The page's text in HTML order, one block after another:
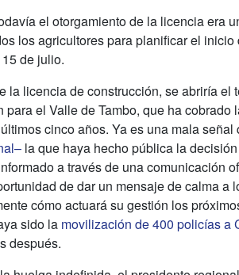
el otorgamiento de la licencia era
los agricultores para planificar el
de julio.
la licencia de construcción, se abriría el
para el Valle de Tambo, que ha
cinco años. Ya es una mala
la que haya hecho pública la
a través de una comunicación
de dar un mensaje de calma a
cómo actuará su gestión los
sido la movilización de 400 policías a
después.